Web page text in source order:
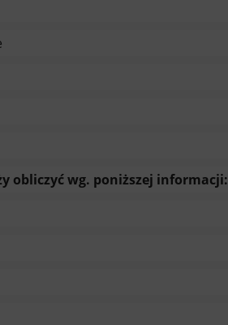
obliczyć wg. poniższej informacji: